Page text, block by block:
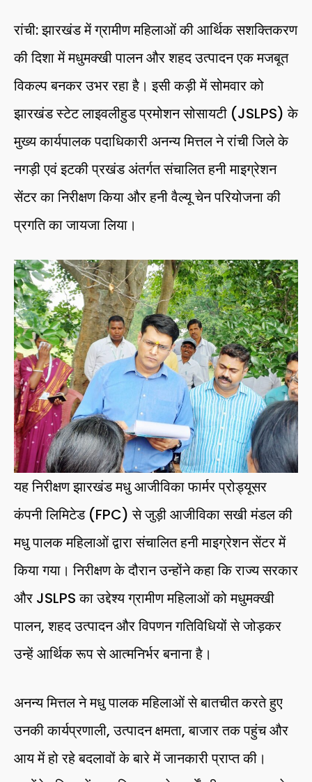
रांची: झारखंड में ग्रामीण महिलाओं की आर्थिक सशक्तिकरण
की दिशा में मधुमक्खी पालन और शहद उत्पादन एक मजबूत
विकल्प बनकर उभर रहा है। इसी कड़ी में सोमवार को
झारखंड स्टेट लाइवलीहुड प्रमोशन सोसायटी (JSLPS) के
मुख्य कार्यपालक पदाधिकारी अनन्य मित्तल ने रांची जिले के
नगड़ी एवं इटकी प्रखंड अंतर्गत संचालित हनी माइग्रेशन
सेंटर का निरीक्षण किया और हनी वैल्यू चेन परियोजना की
प्रगति का जायजा लिया।
यह निरीक्षण झारखंड मधु आजीविका फार्मर प्रोड्यूसर
कंपनी लिमिटेड (FPC) से जुड़ी आजीविका सखी मंडल की
मधु पालक महिलाओं द्वारा संचालित हनी माइग्रेशन सेंटर में
किया गया। निरीक्षण के दौरान उन्होंने कहा कि राज्य सरकार
और JSLPS का उद्देश्य ग्रामीण महिलाओं को मधुमक्खी
पालन, शहद उत्पादन और विपणन गतिविधियों से जोड़कर
उन्हें आर्थिक रूप से आत्मनिर्भर बनाना है।
अनन्य मित्तल ने मधु पालक महिलाओं से बातचीत करते हुए
उनकी कार्यप्रणाली, उत्पादन क्षमता, बाजार तक पहुंच और
आय में हो रहे बदलावों के बारे में जानकारी प्राप्त की।